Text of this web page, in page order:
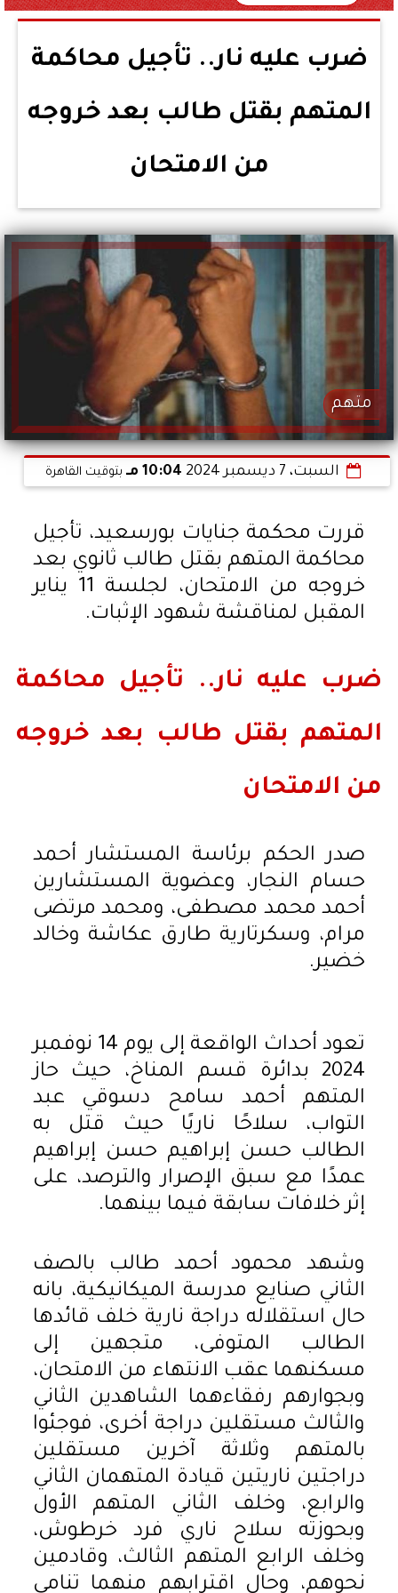
ضرب عليه نار.. تأجيل محاكمة
المتهم بقتل طالب بعد خروجه
من الامتحان
متهم
السبت، 7 ديسمبر 2024 10:04 مـ بتوقيت القاهرة
قررت محكمة جنايات بورسعيد، تأجيل
محاكمة المتهم بقتل طالب ثانوي بعد
خروجه من الامتحان، لجلسة 11 يناير
المقبل لمناقشة شهود الإثبات.
ضرب عليه نار.. تأجيل محاكمة
المتهم بقتل طالب بعد خروجه
من الامتحان
صدر الحكم برئاسة المستشار أحمد
حسام النجار، وعضوية المستشارين
أحمد محمد مصطفى، ومحمد مرتضى
مرام، وسكرتارية طارق عكاشة وخالد
خضير.
تعود أحداث الواقعة إلى يوم 14 نوفمبر
2024 بدائرة قسم المناخ، حيث حاز
المتهم أحمد سامح دسوقي عبد
التواب، سلاحًا ناريًا حيث قتل به
الطالب حسن إبراهيم حسن إبراهيم
عمدًا مع سبق الإصرار والترصد، على
إثر خلافات سابقة فيما بينهما.
وشهد محمود أحمد طالب بالصف
الثاني صنايع مدرسة الميكانيكية، بانه
حال استقلاله دراجة نارية خلف قائدها
الطالب المتوفى، متجهين إلى
مسكنهما عقب الانتهاء من الامتحان،
وبجوارهم رفقاءهما الشاهدين الثاني
والثالث مستقلين دراجة أخرى، فوجئوا
بالمتهم وثلاثة آخرين مستقلين
دراجتين ناريتين قيادة المتهمان الثاني
والرابع، وخلف الثاني المتهم الأول
وبحوزته سلاح ناري فرد خرطوش،
وخلف الرابع المتهم الثالث، وقادمين
نحوهم، وحال اقترابهم منهما تنامي